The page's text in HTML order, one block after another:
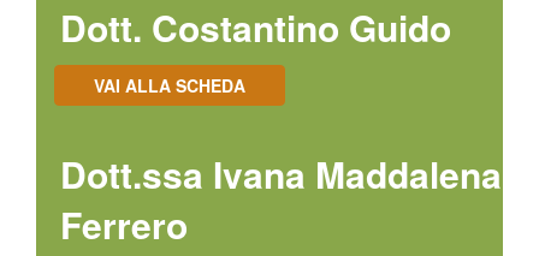
Dott. Costantino Guido
VAI ALLA SCHEDA
Dott.ssa Ivana Maddalena
Ferrero